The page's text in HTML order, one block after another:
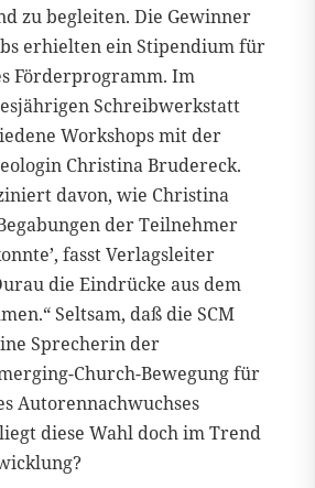
zu begleiten. Die Gewinner
erhielten ein Stipendium für
Förderprogramm. Im
Schreibwerkstatt
Workshops mit der
Christina Brudereck.
davon, wie Christina
der Teilnehmer
fasst Verlagsleiter
die Eindrücke aus dem
Seltsam, daß die SCM
Sprecherin der
Church-Bewegung für
Autorennachwuchses
diese Wahl doch im Trend